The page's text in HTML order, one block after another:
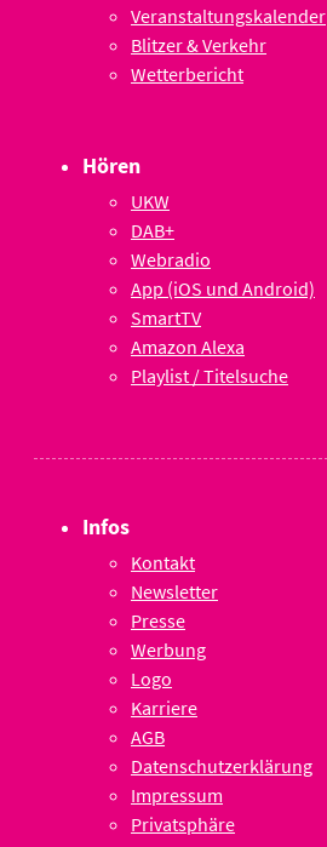
Veranstaltungskalender
Blitzer & Verkehr
Wetterbericht
Hören
UKW
DAB+
Webradio
App (iOS und Android)
SmartTV
Amazon Alexa
Playlist / Titelsuche
Infos
Kontakt
Newsletter
Presse
Werbung
Logo
Karriere
AGB
Datenschutzerklärung
Impressum
Privatsphäre